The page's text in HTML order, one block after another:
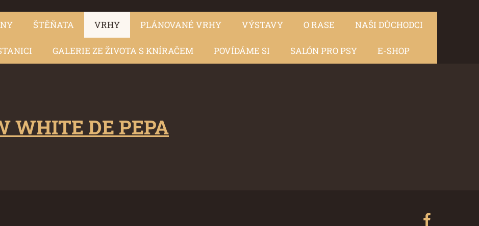
ŠTĚŇATA VRHY PLÁNOVANÉ VRHY VÝSTAVY O RASE NAŠI DŮCHODCI
GALERIE ZE ŽIVOTA S KNÍRAČEM POVÍDÁME SI SALÓN PRO PSY E-SHOP
WHITE DE PEPA